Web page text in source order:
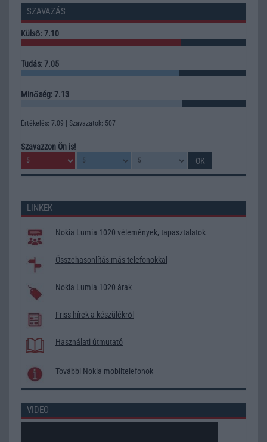
SZAVAZÁS
Külső: 7.10
Tudás: 7.05
Minőség: 7.13
Értékelés: 7.09 | Szavazatok: 507
Szavazzon Ön is!
LINKEK
Nokia Lumia 1020 vélemények, tapasztalatok
Összehasonlítás más telefonokkal
Nokia Lumia 1020 árak
Friss hírek a készülékről
Használati útmutató
További Nokia mobiltelefonok
VIDEO